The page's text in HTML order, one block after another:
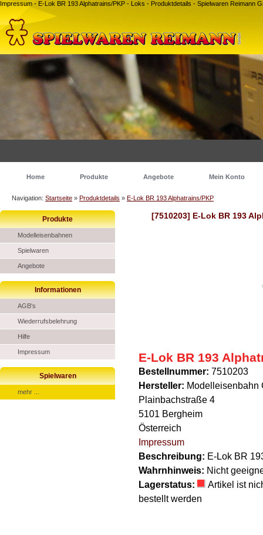
Impressum - E-Lok BR 193 Alphatrains/PKP - Loks - Produktdetails - Spielwaren Reimann
Home Produkte Angebote Mein Konto
Navigation: Startseite » Produktdetails » E-Lok BR 193 Alphatrains/PKP
Produkte
Modelleisenbahnen
Spielwaren
Angebote
Informationen
AGB's
Wiederrufsbelehrung
Hilfe
Impressum
Spielwaren
mehr ...
[7510203] E-Lok BR 193
E-Lok BR 193
Bestellnummer: 7510203
Hersteller: Modelleisenbahn
Plainbachstraße 4
5101 Bergheim
Österreich
Impressum
Beschreibung: E-Lok BR
Wahrnhinweis: Nicht
Lagerstatus:
Artikel ist
bestellt werden